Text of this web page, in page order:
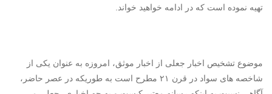
تهیه نموده است که در ادامه خواهید خواند.
موضوع تشخیص اخبار جعلی از اخبار موثق، امروزه به عنوان یکی از
شاخصه های سواد در قرن ۲۱ مطرح است به طوریکه در عصر حاضر،